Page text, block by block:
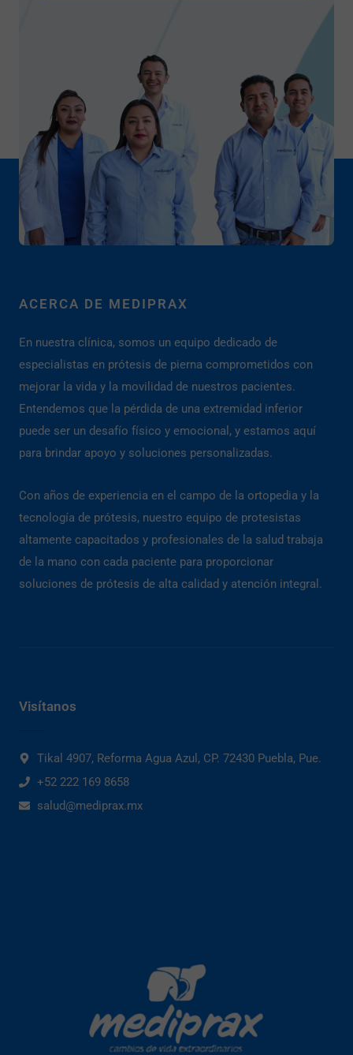
ACERCA DE MEDIPRAX
En nuestra clínica, somos un equipo dedicado de
especialistas en prótesis de pierna comprometidos con
mejorar la vida y la movilidad de nuestros pacientes.
Entendemos que la pérdida de una extremidad inferior
puede ser un desafío físico y emocional, y estamos aquí
para brindar apoyo y soluciones personalizadas.
Con años de experiencia en el campo de la ortopedia y la
tecnología de prótesis, nuestro equipo de protesistas
altamente capacitados y profesionales de la salud trabaja
de la mano con cada paciente para proporcionar
soluciones de prótesis de alta calidad y atención integral.
Visítanos
Tikal 4907, Reforma Agua Azul, CP. 72430 Puebla, Pue.
+52 222 169 8658
salud@mediprax.mx